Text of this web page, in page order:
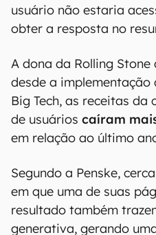
usuário não estaria
obter a resposta no
A dona da Rolling
desde a implementação
Big Tech, as receitas
de usuários caíram
em relação ao último
Segundo a Penske,
em que uma de suas
resultado também
generativa, gerando